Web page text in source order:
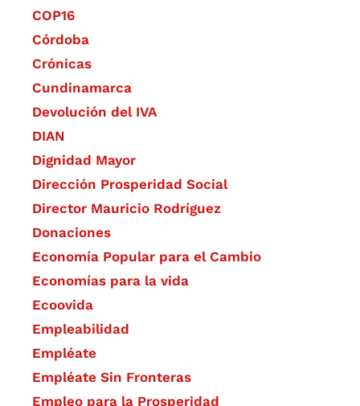
COP16
Córdoba
Crónicas
Cundinamarca
Devolución del IVA
DIAN
Dignidad Mayor
Dirección Prosperidad Social
Director Mauricio Rodríguez
Donaciones
Economía Popular para el Cambio
Economías para la vida
Ecoovida
Empleabilidad
Empléate
Empléate Sin Fronteras
Empleo para la Prosperidad